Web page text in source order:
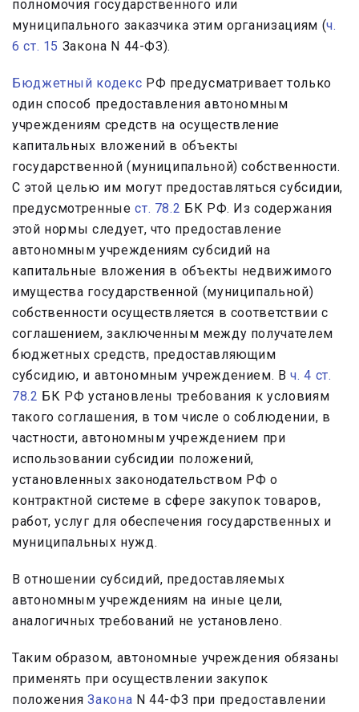
полномочия государственного или
муниципального заказчика этим организациям (ч.
6 ст. 15 Закона N 44-ФЗ).
Бюджетный кодекс РФ предусматривает только
один способ предоставления автономным
учреждениям средств на осуществление
капитальных вложений в объекты
государственной (муниципальной) собственности.
С этой целью им могут предоставляться субсидии,
предусмотренныест. 78.2 БК РФ. Из содержания
этой нормы следует, что предоставление
автономным учреждениям субсидий на
капитальные вложения в объекты недвижимого
имущества государственной (муниципальной)
собственности осуществляется в соответствии с
соглашением, заключенным между получателем
бюджетных средств, предоставляющим
субсидию, и автономным учреждением. Вч. 4 ст.
78.2 БК РФ установлены требования к условиям
такого соглашения, в том числе о соблюдении, в
частности, автономным учреждением при
использовании субсидии положений,
установленных законодательством РФ о
контрактной системе в сфере закупок товаров,
работ, услуг для обеспечения государственных и
муниципальных нужд.
В отношении субсидий, предоставляемых
автономным учреждениям на иные цели,
аналогичных требований не установлено.
Таким образом, автономные учреждения обязаны
применять при осуществлении закупок
положенияЗакона N 44-ФЗ при предоставлении